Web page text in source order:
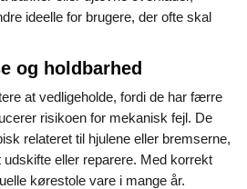
ideelle for brugere, der ofte skal
og holdbarhed
at vedligeholde, fordi de har færre
risikoen for mekanisk fejl. De
relateret til hjulene eller bremserne,
eller reparere. Med korrekt
kørestole vare i mange år.